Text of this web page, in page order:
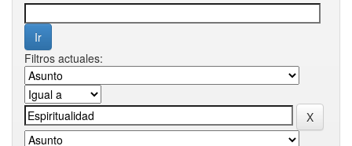
Filtros actuales: